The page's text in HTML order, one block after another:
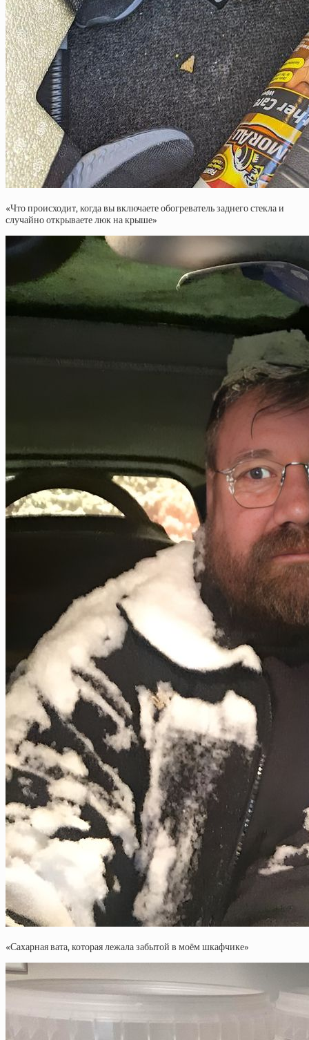
«Что происходит, когда вы включаете обогреватель заднего стекла и
случайно открываете люк на крыше»
«Сахарная вата, которая лежала забытой в моём шкафчике»